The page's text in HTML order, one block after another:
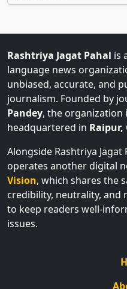
Rashtriya Jagat Pahal is
language news
unbiased, accurate, and
journalism. Founded by
Pandey, the organization
headquartered in
Alongside Rashtriya
operates another digital
Vision, which shares the
credibility, neutrality, and
to keep readers well-
issues.